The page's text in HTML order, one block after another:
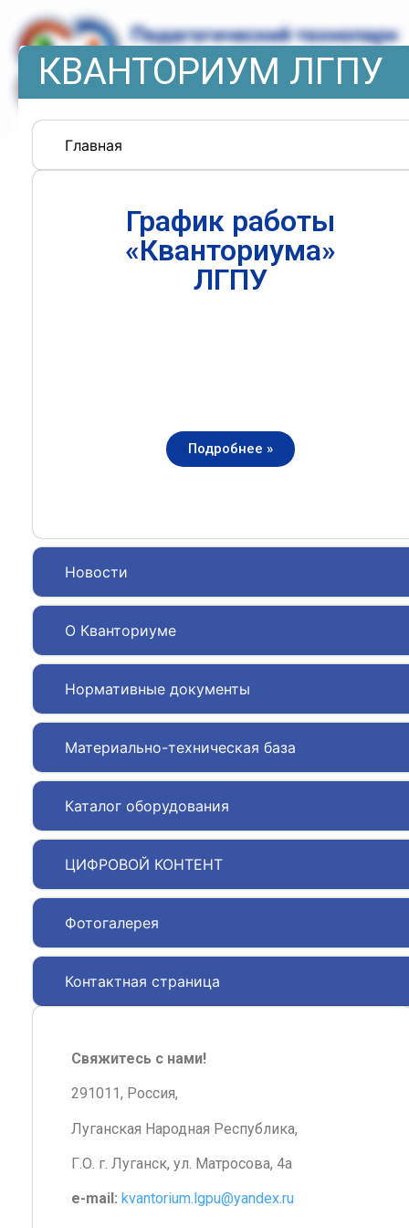
КВАНТОРИУМ ЛГПУ
Главная
Новости
О Кванториуме
Нормативные документы
Материально-техническая база
Каталог оборудования
ЦИФРОВОЙ КОНТЕНТ
Фотогалерея
Контактная страница
График работы
«Кванториума»
ЛГПУ
Подробнее »
Свяжитесь с нами!
291011, Россия,
Луганская Народная Республика,
Г.О. г. Луганск, ул. Матросова, 4а
e-mail: kvantorium.lgpu@yandex.ru